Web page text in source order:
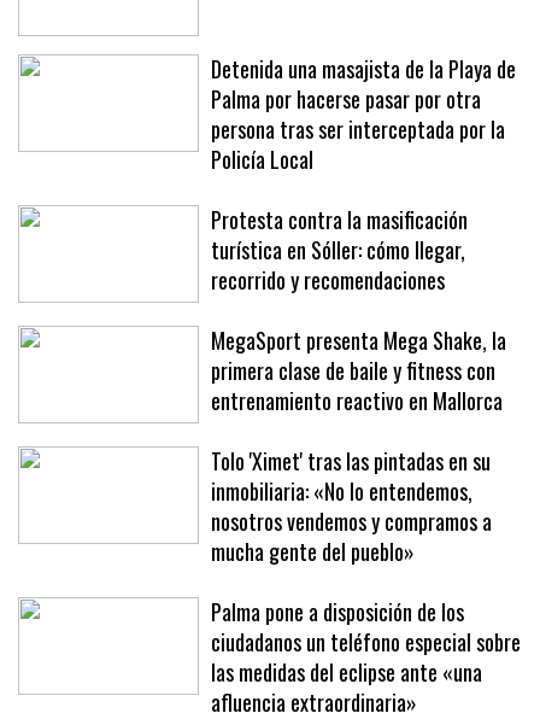
Detenida una masajista de la Playa de
Palma por hacerse pasar por otra
persona tras ser interceptada por la
Policía Local
Protesta contra la masificación
turística en Sóller: cómo llegar,
recorrido y recomendaciones
MegaSport presenta Mega Shake, la
primera clase de baile y fitness con
entrenamiento reactivo en Mallorca
Tolo 'Ximet' tras las pintadas en su
inmobiliaria: «No lo entendemos,
nosotros vendemos y compramos a
mucha gente del pueblo»
Palma pone a disposición de los
ciudadanos un teléfono especial sobre
las medidas del eclipse ante «una
afluencia extraordinaria»